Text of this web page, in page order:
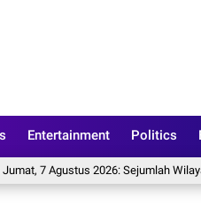
Entertainment Politics
Agustus 2026: Sejumlah Wilayah